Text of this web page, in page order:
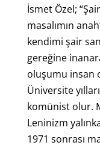
İsmet Özel;
masalımın
kendimi şair
gereğine
oluşumu insan
Üniversite
komünist olur.
Leninizm
1971 sonrası